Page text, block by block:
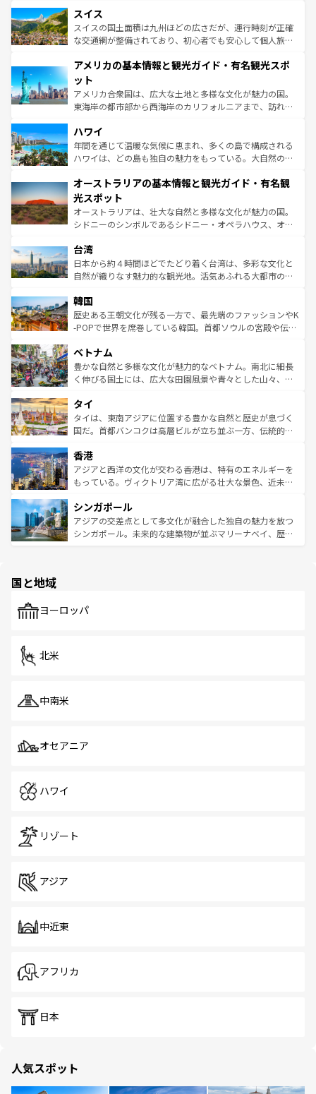
を参照してほしい。
は、お酒好きな人にはぜひ体験してほしい。 なお、新着の
ドイツ情報はコンテンツ一覧を参照してほしい。
リアごとに異なる魅力がある。また、優雅なアフタヌーン
ティー、ビール好きにはたまらない英国パブ、サッカー観
戦など、本場だからこそできる体験も豊富。イギリスを旅
ンツ一覧を参照してほしい。
スイス
スイスの国土面積は九州ほどの広さだが、運行時刻が正確
な交通網が整備されており、初心者でも安心して個人旅行
の建物がそのまま残る町や、スイスならではのユニークな
博物館もあり、アルプス観光だけでなく町歩きも満喫する
ことができる。国民の所得が高いため物価も高いが、旅行
者向けの交通パス提供のサービスもあり、うまく活用すれ
着のスイス情報は
アメリカの基本情報と観光ガイド・有名観光スポ
ット
アメリカ合衆国は、広大な土地と多様な文化が魅力の国。
東海岸の都市部から西海岸のカリフォルニアまで、訪れる
のような巨大都市は、観光、ショッピング、エンターテイ
ンメントが詰まった刺激的なスポットだ。一方、アメリカ
西部には大自然が広がり、グランドキャニオンやイエロー
部のニューオーリンズでは、音楽と美食が融合した独特の
文化が魅力。旅行者はアメリカの各地域で異なる魅力を楽
しみながら、その多様性と豊かな歴史を感じることができ
るだろう。車でのロードトリップや列車の旅も、アメリカ
情報は
ハワイ
年間を通じて温暖な気候に恵まれ、多くの島で構成される
ハワイは、どの島も独自の魅力をもっている。大自然の神
ワイ島は見逃せない。また、定番の観光地といえばオアフ
島だが、静かな自然を求めるならマウイ島やカウアイ島が
おすすめ。エメラルドグリーンに輝く海をはじめ、豊かな
文化や歴史が息づいている。「アロハスピリット」と呼ば
人々、おいしいローカルフードやハワイアンミュージッ
ク、伝統的なフラダンスなど、すべてがハワイの魅力を彩
っている。訪れるたびに新しい発見と感動が待っているハ
はコンテンツ一覧
オーストラリアの基本情報と観光ガイド・有名観
光スポット
オーストラリアは、壮大な自然と多様な文化が魅力の国。
シドニーのシンボルであるシドニー・オペラハウス、オー
リアリーフや大陸中央部にそびえるウルル（エアーズロッ
ク）、タスマニアの美しい原生林やケアンズの熱帯雨林な
ど、見どころがたくさん。また、カフェやワイン、オージ
いる。アクティビティも充実しており、サーフィンやダイ
ビング、ハイキングなど、アウトドア好きにはたまらな
い。オーストラリアの多彩な魅力を存分に味わいつくそ
参照してほしい。
台湾
日本から約４時間ほどでたどり着く台湾は、多彩な文化と
自然が織りなす魅力的な観光地。活気あふれる大都市の台
ン）、静ひつな山岳地帯である台湾東部など、都市の喧騒
と山間の静けさが共存しており、訪れる人に新しい発見と
驚きをもたらしてくれる。また、奥深い台湾の食文化も魅
容にもいいと評判のスイーツなど、バラエティ豊かな料理
が味わえる。 なお、新着の台湾情報は コンテンツ一覧を参
照してほしい。
韓国
歴史ある王朝文化が残る一方で、最先端のファッションやK
-POPで世界を席巻している韓国。首都ソウルの宮殿や伝統
き、地方に足を延ばせば四季折々の自然美を楽しむことが
できる。そして、キムチや焼肉、絶品のストリートフード
まで、さまざまな韓国料理が待っている。夜には、韓国な
リティに包まれながら、韓国の多彩な魅力を心ゆくまで味
わってみてほしい。 なお、新着の韓国情報はコンテンツ一
覧を参照してほしい。
ベトナム
豊かな自然と多様な文化が魅力的なベトナム。南北に細長
く伸びる国土には、広大な田園風景や青々とした山々、世
急速な発展と共に伝統が息づく。ハノイの古い町並みやホ
ーチミン市のフランス統治時代の建物も、独特の雰囲気を
醸し出している。また、バラエティの豊かさとおいしさで
とつ。フォーやバインミー、ベトナムコーヒーなどは、ぜ
ひ現地で味わいたい。どの地域を訪れてもあたたかい人々
が旅行者を迎えてくれるので、きっと忘れられない旅にな
参照してほしい。
タイ
タイは、東南アジアに位置する豊かな自然と歴史が息づく
国だ。首都バンコクは高層ビルが立ち並ぶ一方、伝統的な
の活気が交差している。北部ではチェンマイなどの山岳地
帯で自然と触れ合い、南部ではプーケットやクラビの美し
いビーチでリゾート気分を楽しむことができる。タイ料理
激する。気候は一年中温暖で、どの季節にも異なる楽しみ
が待っている。親しみやすいタイの人々、仏教を中心とし
た文化、そして多様な観光資源が、訪れる旅人を魅了し続
香港
アジアと西洋の文化が交わる香港は、特有のエネルギーを
もっている。ヴィクトリア湾に広がる壮大な景色、近未来
み、どこを訪れても感動するはず。観光スポットが密集し
ており、効率よく見どころを回れるのも魅力。息をのむよ
うな絶景から文化的な体験まで、香港を存分に楽しみ尽く
シンガポール
アジアの交差点として多文化が融合した独自の魅力を放つ
シンガポール。未来的な建築物が並ぶマリーナベイ、歴史
で、ホーカーズは地元の風情を楽しめる外せないスポット
国と地域
ヨーロッパ
北米
中南米
オセアニア
ハワイ
リゾート
アジア
中近東
アフリカ
日本
人気スポット